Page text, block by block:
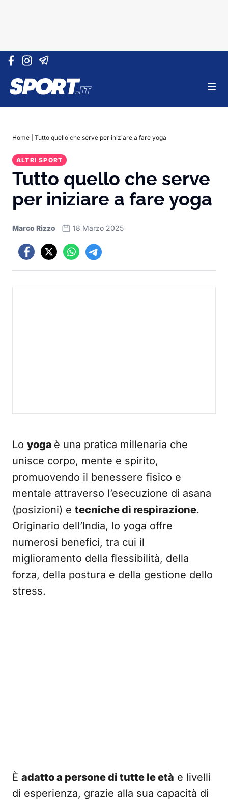
Vai al contenuto
Home Tutto quello che serve per iniziare a fare yoga
ALTRI SPORT
Tutto quello che serve
per iniziare a fare yoga
Marco Rizzo 18 Marzo 2025
Lo yoga è una pratica millenaria che
unisce corpo, mente e spirito,
promuovendo il benessere fisico e
mentale attraverso l’esecuzione di asana
(posizioni) e tecniche di respirazione.
Originario dell’India, lo yoga offre
numerosi benefici, tra cui il
miglioramento della flessibilità, della
forza, della postura e della gestione dello
stress.
È adatto a persone di tutte le età e livelli
di esperienza, grazie alla sua capacità di